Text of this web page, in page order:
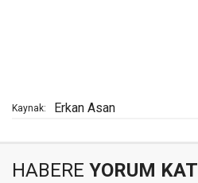
Kaynak: Erkan Asan
HABERE YORUM KAT